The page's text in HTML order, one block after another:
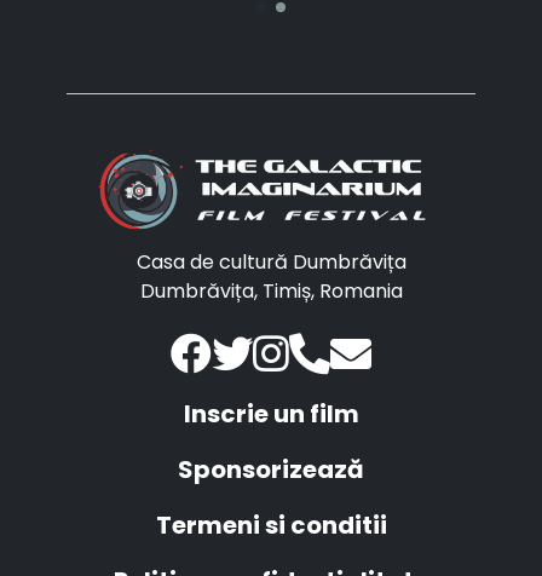
Casa de cultură Dumbrăvița
Dumbrăvița, Timiș, Romania
Inscrie un film
Sponsorizează
Termeni si conditii